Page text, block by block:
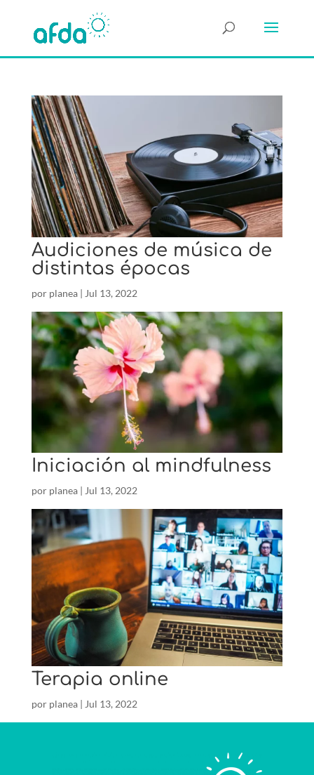
Audiciones de música de
distintas épocas
por planea| Jul 13, 2022
Iniciación al mindfulness
por planea| Jul 13, 2022
Terapia online
por planea| Jul 13, 2022